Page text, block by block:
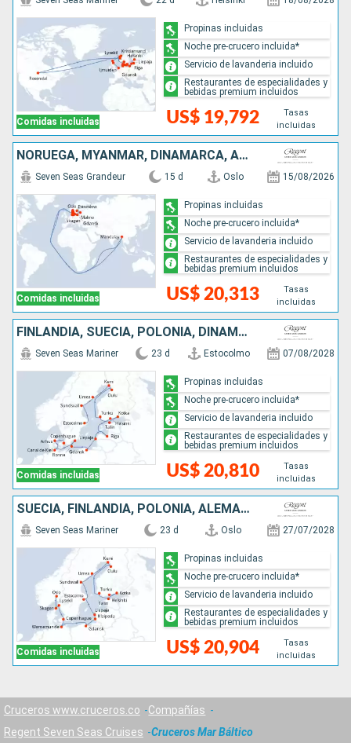
Comidas incluidas US$ 19,792
Tasas
incluidas
Propinas incluidas
Noche pre-crucero incluida*
Servicio de lavanderia incluido
Restaurantes de especialidades y
bebidas premium incluidos
NORUEGA, MYANMAR, DINAMARCA, ALEMANIA, POLONIA, LETONIA, SUECIA
Comidas incluidas
Seven Seas Grandeur 15 d Oslo 15/08/2026
US$ 20,313
Tasas
incluidas
Propinas incluidas
Noche pre-crucero incluida*
Servicio de lavanderia incluido
Restaurantes de especialidades y
bebidas premium incluidos
FINLANDIA, SUECIA, POLONIA, DINAMARCA, ALEMANIA, ESTONIA, LETONIA
Comidas incluidas
Seven Seas Mariner 23 d Estocolmo 07/08/2028
US$ 20,810
Tasas
incluidas
Propinas incluidas
Noche pre-crucero incluida*
Servicio de lavanderia incluido
Restaurantes de especialidades y
bebidas premium incluidos
SUECIA, FINLANDIA, POLONIA, ALEMANIA, DINAMARCA, LETONIA, NORUEGA, LITUANIA, ESTONIA
Comidas incluidas
Seven Seas Mariner 23 d Oslo 27/07/2028
US$ 20,904
Tasas
incluidas
Propinas incluidas
Noche pre-crucero incluida*
Servicio de lavanderia incluido
Restaurantes de especialidades y
bebidas premium incluidos
Cruceros www.cruceros.co
Compañías
Regent Seven Seas Cruises
Cruceros Mar Báltico